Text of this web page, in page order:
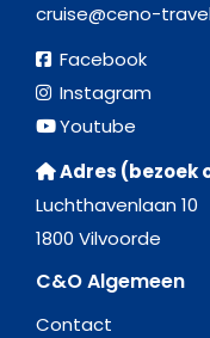
cruise@ceno-
Facebook
Instagram
Youtube
Adres (bezoek
Luchthavenlaan 10
1800 Vilvoorde
C&O Algemeen
Contact